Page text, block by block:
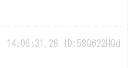
ID:58Q622HQd